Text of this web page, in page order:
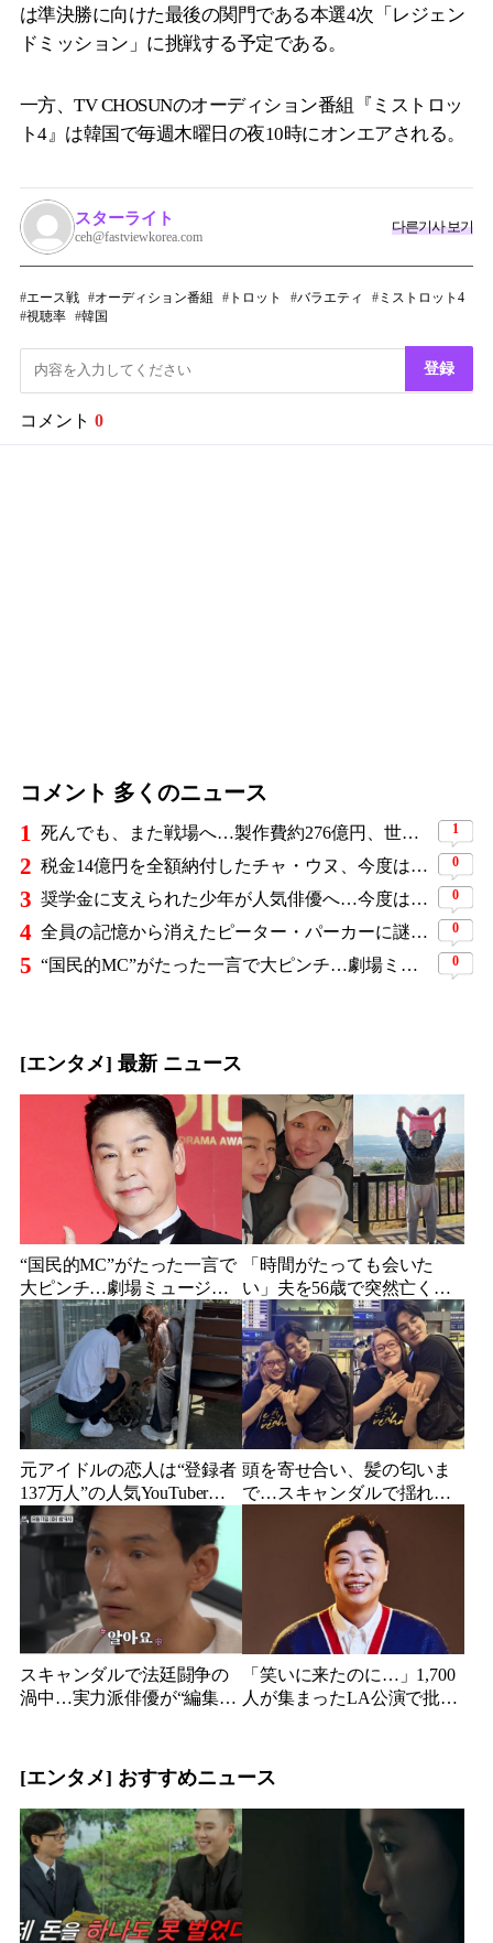
は準決勝に向けた最後の関門である本選4次「レジェン
ドミッション」に挑戦する予定である。
一方、TV CHOSUNのオーディション番組『ミストロッ
ト4』は韓国で毎週木曜日の夜10時にオンエアされる。
スターライト
ceh@fastviewkorea.com
다른기사 보기
エース戦 オーディション番組 トロット バラエティ
ミストロット4
視聴率
韓国
登録
コメント 0
コメント 多くのニュース
1 死んでも、また戦場へ…製作費約276億円、世界興収584億円のSF大作『オール・ユー・ニード・イズ・キル』がついに配信 1
2 税金14億円を全額納付したチャ・ウヌ、今度は軍服姿で登場…鍛え上げた上半身に驚きの声 0
3 奨学金に支えられた少年が人気俳優へ…今度は子どもたちに総額5,000万円を寄付 0
4 全員の記憶から消えたピーター・パーカーに謎の敵と制御不能の新能力…『スパイダーマン：ブランド・ニュー・デイ』に期待爆発 0
5 “国民的MC”がたった一言で大ピンチ…劇場ミュージカルを巡る発言に批判続出、ついに長文で謝罪 0
[エンタメ] 最新 ニュース
“国民的MC”がたった一言で
大ピンチ…劇場ミュージカ
ルを巡る発言に批判続出、
ついに長文で謝罪
「時間がたっても会いた
い」夫を56歳で突然亡くし
た妻…笑顔が父親に似てき
た娘と歩む“その後”
元アイドルの恋人は“登録者
137万人”の人気YouTuberだ
った…同日投稿で明らかに
なった2人の関係
頭を寄せ合い、髪の匂いま
で…スキャンダルで揺れた
人気俳優、ベトナム女性歌
手との親密動画が公開
スキャンダルで法廷闘争の
渦中…実力派俳優が“編集な
「笑いに来たのに…」1,700
人が集まったLA公演で批判
[エンタメ] おすすめニュース